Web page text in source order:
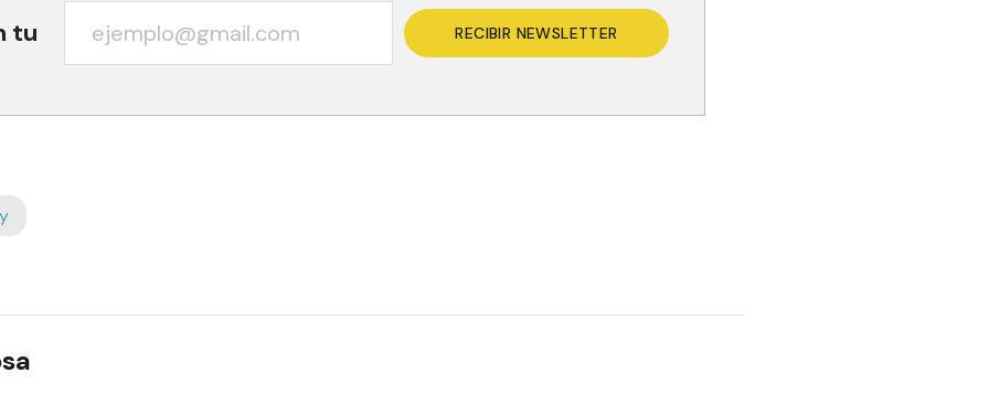
tu RECIBIR NEWSLETTER